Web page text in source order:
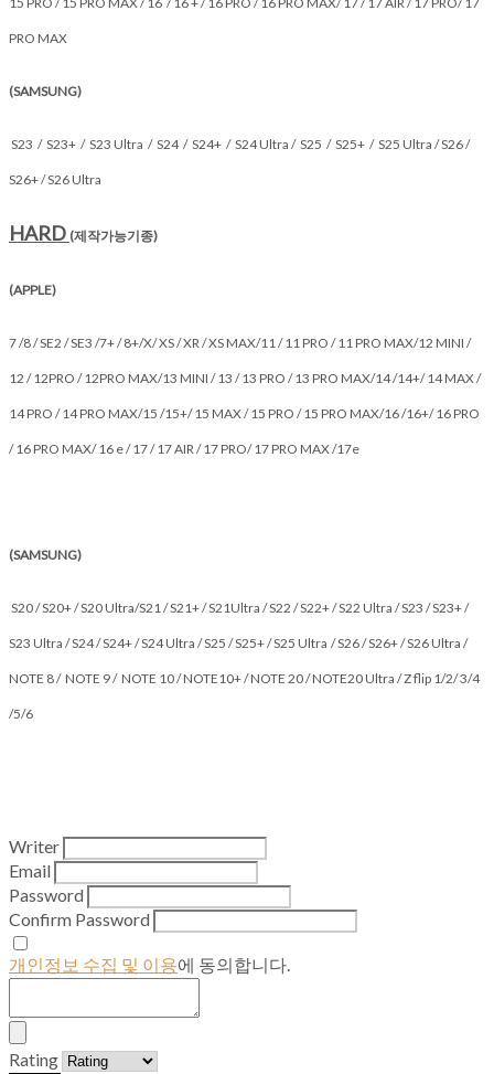
PRO MAX
(SAMSUNG)
S23 / S23+ / S23 Ultra / S24 / S24+ / S24 Ultra / S25 / S25+ / S25 Ultra / S26 /
S26+ / S26 Ultra
HARD (제작가능기종)
(APPLE)
7 /8 / SE2 / SE3 /7+ / 8+/X/ XS / XR / XS MAX/11 / 11 PRO / 11 PRO MAX/12 MINI /
12 / 12PRO / 12PRO MAX/13 MINI / 13 / 13 PRO / 13 PRO MAX/14 /14+/ 14 MAX /
14 PRO / 14 PRO MAX/15 /15+/ 15 MAX / 15 PRO / 15 PRO MAX/16 /16+/ 16 PRO
/ 16 PRO MAX/ 16 e / 17 / 17 AIR / 17 PRO/ 17 PRO MAX /17e
(SAMSUNG)
S20 / S20+ / S20 Ultra/S21 / S21+ / S21Ultra / S22 / S22+ / S22 Ultra / S23 / S23+ /
S23 Ultra / S24 / S24+ / S24 Ultra / S25 / S25+ / S25 Ultra / S26 / S26+ / S26 Ultra /
NOTE 8 / NOTE 9 / NOTE 10 / NOTE10+ / NOTE 20 / NOTE20 Ultra / Z flip 1/2/ 3/4
/5/6
Writer
Email
Password
Confirm Password
개인정보 수집 및 이용에 동의합니다.
Rating